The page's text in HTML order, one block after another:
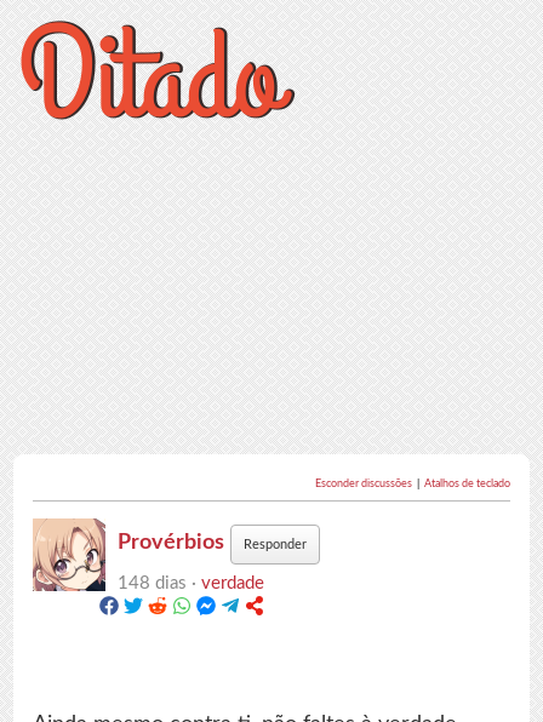
Esconder discussões Atalhos de teclado
Provérbios Responder
148 dias ·verdade